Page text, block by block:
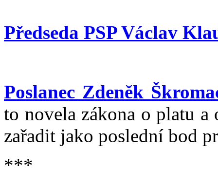
Předseda PSP Václav
Poslanec Zdeněk
to novela zákona o platu a
zařadit jako poslední bod
***